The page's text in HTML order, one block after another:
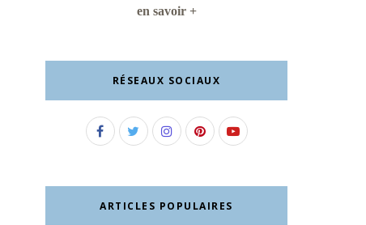
en savoir +
RÉSEAUX SOCIAUX
ARTICLES POPULAIRES